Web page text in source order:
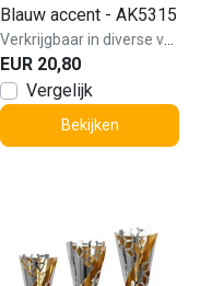
Blauw accent - AK5315
EUR 20,80
Vergelijk
Bekijken